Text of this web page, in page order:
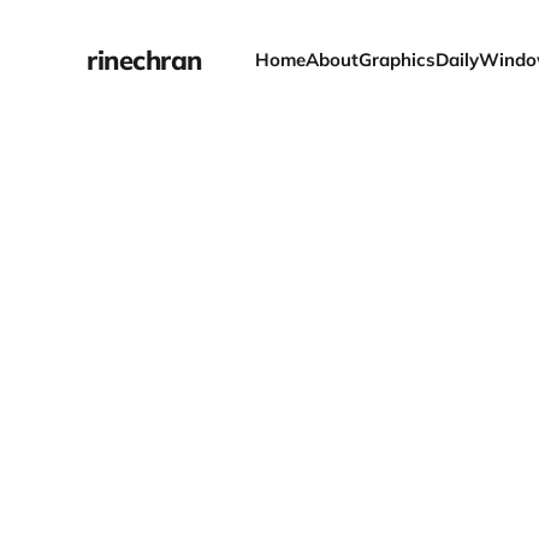
rinechran HomeAboutGraphicsDaily